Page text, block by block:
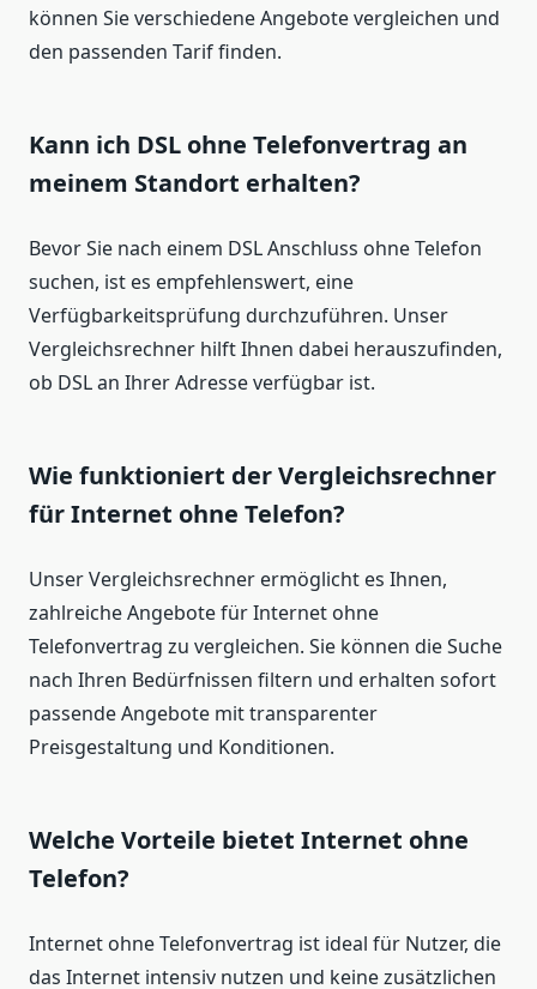
können Sie verschiedene Angebote vergleichen und
den passenden Tarif finden.
Kann ich DSL ohne Telefonvertrag an
meinem Standort erhalten?
Bevor Sie nach einem DSL Anschluss ohne Telefon
suchen, ist es empfehlenswert, eine
Verfügbarkeitsprüfung durchzuführen. Unser
Vergleichsrechner hilft Ihnen dabei herauszufinden,
ob DSL an Ihrer Adresse verfügbar ist.
Wie funktioniert der Vergleichsrechner
für Internet ohne Telefon?
Unser Vergleichsrechner ermöglicht es Ihnen,
zahlreiche Angebote für Internet ohne
Telefonvertrag zu vergleichen. Sie können die Suche
nach Ihren Bedürfnissen filtern und erhalten sofort
passende Angebote mit transparenter
Preisgestaltung und Konditionen.
Welche Vorteile bietet Internet ohne
Telefon?
Internet ohne Telefonvertrag ist ideal für Nutzer, die
das Internet intensiv nutzen und keine zusätzlichen